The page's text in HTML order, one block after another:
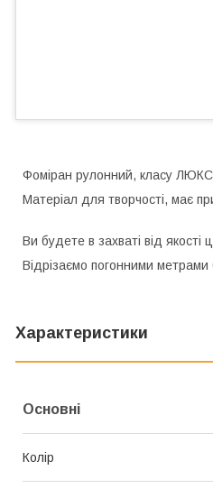
Фоміран рулонний, класу
Матеріал для творчості, має
Ви будете в захваті від якості
Відрізаємо погонними метрами
Характеристики
Основні
Колір